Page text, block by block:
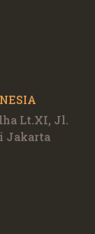
Lt.XI, Jl.
Jakarta